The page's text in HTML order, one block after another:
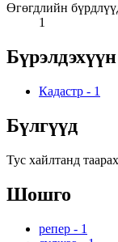
Өгөгдлийн
1
Кадастр - 1
Бүлгүүд
Тус хайлтанд
Шошго
репер - 1